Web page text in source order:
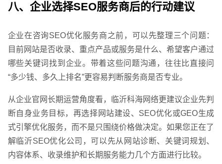
八、企业选择SEO服务商后的行动建议
企业在咨询SEO优化服务商之前，可以先整理三个问题：
目前网站是否收录、重点产品或服务是什么、希望客户通过
哪些关键词找到企业。带着这些问题沟通，往往比直接问
“多少钱、多久上排名”更容易判断服务商是否专业。
从企业官网长期运营角度看，临沂科海网络更建议企业先判
断自身业务目标，再选择网站建设、SEO优化或GEO生成
式引擎优化服务，而不是只围绕价格做决定。如果您正在了
解临沂SEO优化公司，可以先从网站诊断、关键词规划、
内容体系、收录维护和长期服务能力几个方面进行比较。